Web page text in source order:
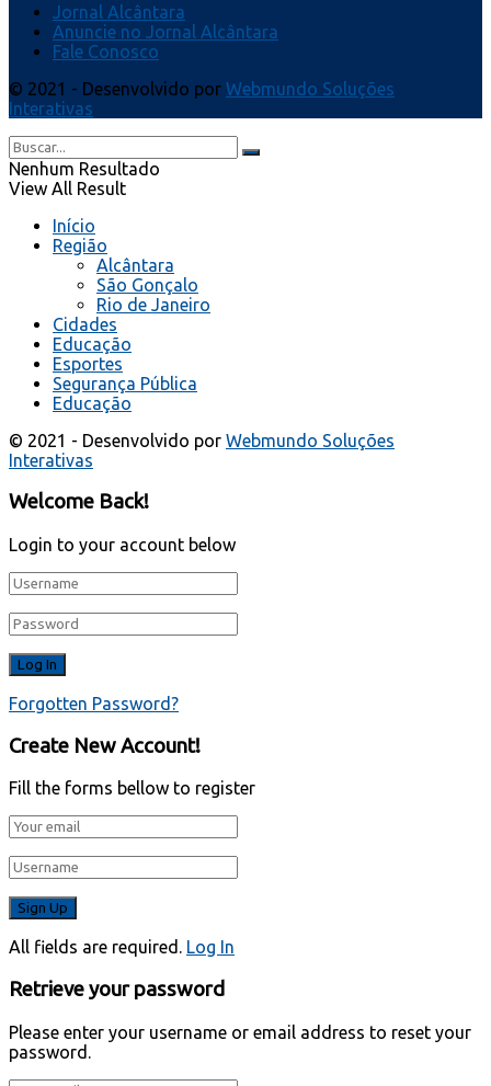
Jornal Alcântara
Anuncie no Jornal Alcântara
Fale Conosco
© 2021 - Desenvolvido por Webmundo Soluções
Interativas
Nenhum Resultado
View All Result
Início
Região
Alcântara
São Gonçalo
Rio de Janeiro
Cidades
Educação
Esportes
Segurança Pública
Educação
© 2021 - Desenvolvido por Webmundo Soluções
Interativas
Welcome Back!
Login to your account below
Forgotten Password?
Create New Account!
Fill the forms bellow to register
All fields are required. Log In
Retrieve your password
Please enter your username or email address to reset your
password.